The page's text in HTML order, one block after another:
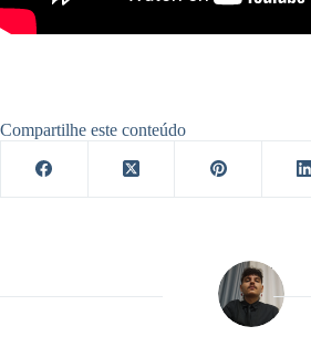
Compartilhe este conteúdo